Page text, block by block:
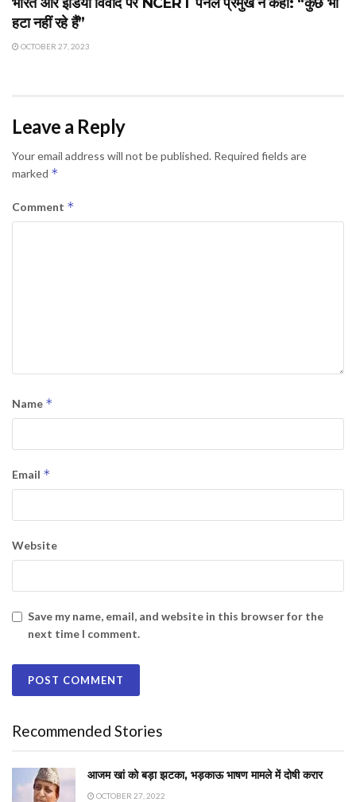
हटा नहीं रहे हैं”
OCTOBER 27, 2023
Leave a Reply
Your email address will not be published. Required fields are
marked *
Comment *
Name *
Email *
Website
Save my name, email, and website in this browser for the
next time I comment.
Recommended Stories
आजम खां को बड़ा झटका, भड़काऊ भाषण मामले में दोषी करार
OCTOBER 27, 2022